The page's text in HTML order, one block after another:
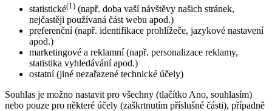
statistické(1) (např. doba vaší návštěvy našich stránek,
nejčastěji používaná část webu apod.)
preferenční (např. identifikace prohlížeče, jazykové nastavení
apod.)
marketingové a reklamní (např. personalizace reklamy,
statistika vyhledávání apod.)
ostatní (jiné nezařazené technické účely)
Souhlas je možno nastavit pro všechny (tlačítko Ano, souhlasím)
nebo pouze pro některé účely (zaškrtnutím příslušné části), případně